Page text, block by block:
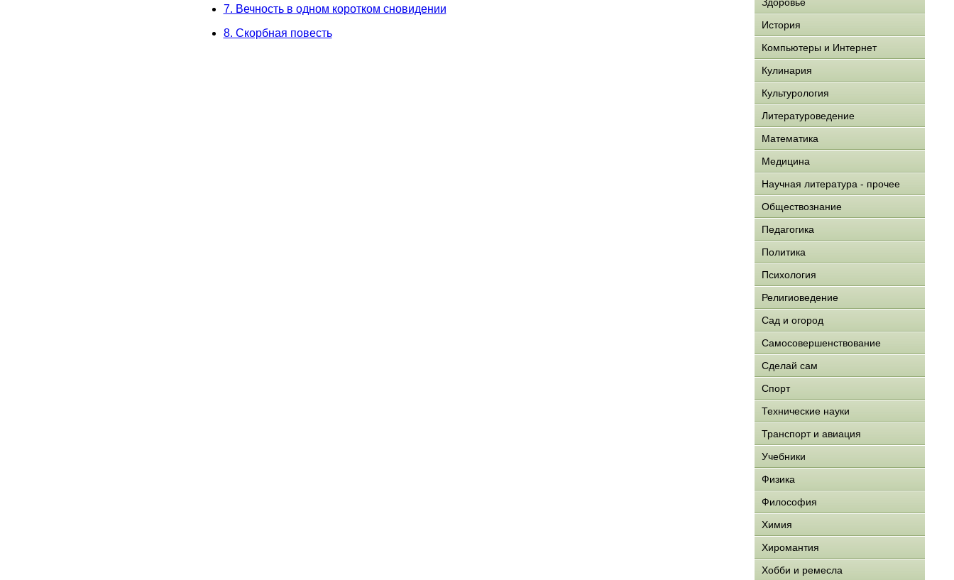
7. Вечность в одном коротком сновидении
8. Скорбная повесть
История
Компьютеры и Интернет
Кулинария
Культурология
Литературоведение
Математика
Медицина
Научная литература - прочее
Обществознание
Педагогика
Политика
Психология
Религиоведение
Сад и огород
Самосовершенствование
Сделай сам
Спорт
Технические науки
Транспорт и авиация
Учебники
Физика
Философия
Химия
Хиромантия
Хобби и ремесла